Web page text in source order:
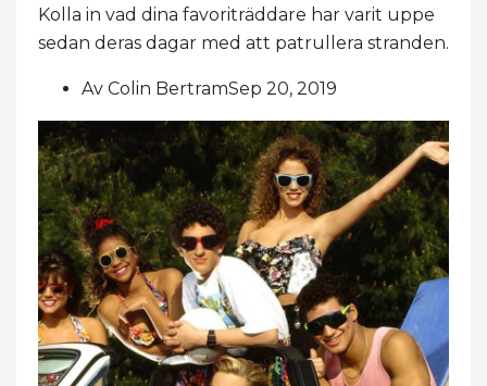
Kolla in vad dina favoriträddare har varit uppe
sedan deras dagar med att patrullera stranden.
Av Colin BertramSep 20, 2019